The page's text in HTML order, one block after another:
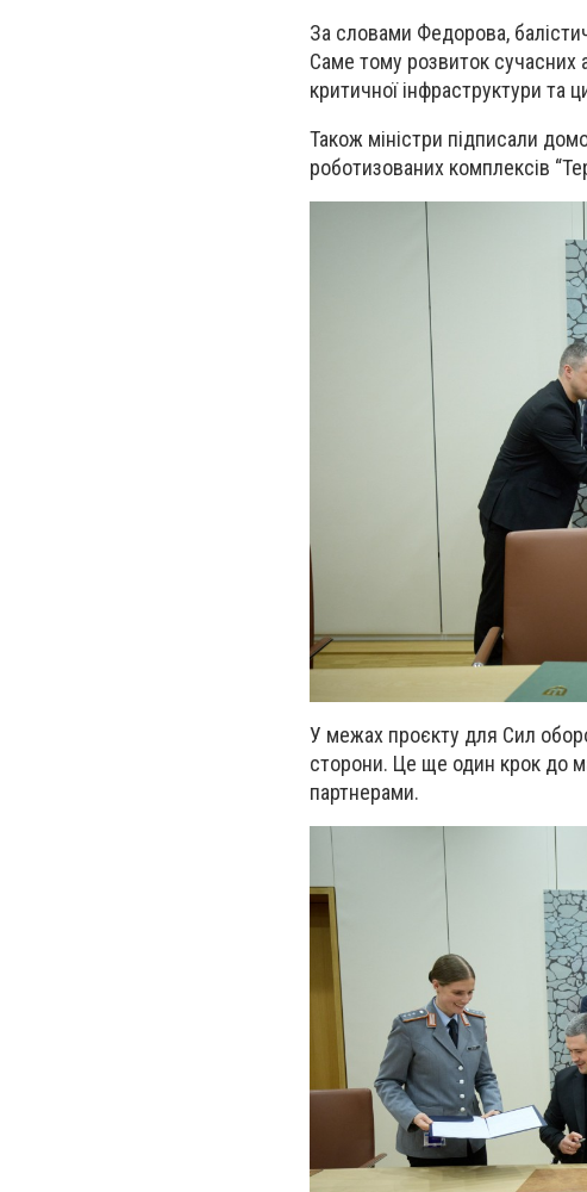
За словами Федорова,
Саме тому розвиток сучасних
критичної інфраструктури та
Також міністри підписали
роботизованих комплексів
У межах проєкту для Сил
сторони. Це ще один крок до
партнерами.